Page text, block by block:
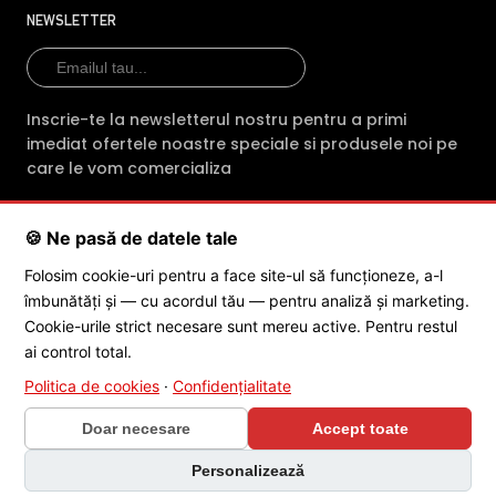
profesionalism fiecare comanda. Indiferent
de produsul achizitionat, clientii primesc din
partea magazinului online intre 2 si 3 ani
E-Camere.ro ofera si consultanta tehnica
echipamentelor cumparate
Echipa de profesionisti ai magazinului E-
camere.ro asigura in sprijinul cetatenilor
servicii dedicate dezvoltarii si comercializarii
de camere de supraveghere profesionale,
adresandu-se in special directorilor de
companii si antreprenorilor, dar si institutiilor
de stat, care urmaresc buna conduita
NEWSLETTER
Inscrie-te la newsletterul nostru pentru a primi
imediat ofertele noastre speciale si produsele noi pe
care le vom comercializa
SC POLITES ONLINE SRL· CUI: RO34846331· Reg. Com.:
J2015001227161
· Capital social: 200 RON · Sediu: Str. Petrache
Poenaru, Nr. 1, Craiova, Jud. Dolj ·Contactează-ne·Service produs
© 2026 SC POLITES ONLINE SRL
🍪 Ne pasă de datele tale
Folosim cookie-uri pentru a face site-ul să funcționeze, a-l
îmbunătăți și — cu acordul tău — pentru analiză și marketing.
Cookie-urile strict necesare sunt mereu active. Pentru restul
ai control total.
Politica de cookies · Confidențialitate
Doar necesare
Personalizează
Accept toate